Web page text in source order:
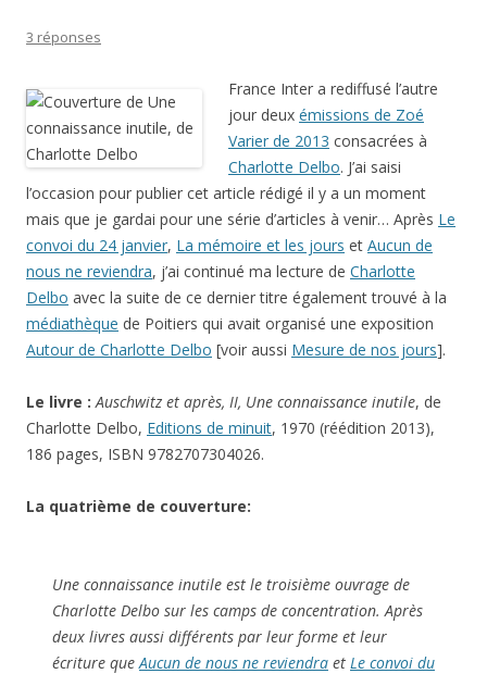
3 réponses
France Inter a rediffusé l’autre
jour deux émissions de Zoé
Varier de 2013 consacrées à
Charlotte Delbo. J’ai saisi
l’occasion pour publier cet article rédigé il y a un moment
mais que je gardai pour une série d’articles à venir… Après Le
convoi du 24 janvier, La mémoire et les jours et Aucun de
nous ne reviendra, j’ai continué ma lecture de Charlotte
Delbo avec la suite de ce dernier titre également trouvé à la
médiathèque de Poitiers qui avait organisé une exposition
Autour de Charlotte Delbo [voir aussi Mesure de nos jours].
Le livre :Auschwitz et après, II, Une connaissance inutile, de
Charlotte Delbo, Editions de minuit, 1970 (réédition 2013),
186 pages, ISBN 9782707304026.
La quatrième de couverture:
Une connaissance inutile est le troisième ouvrage de
Charlotte Delbo sur les camps de concentration. Après
deux livres aussi différents par leur forme et leur
écriture queAucun de nous ne reviendra et Le convoi du